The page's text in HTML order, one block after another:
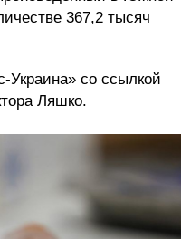
367,2 тысяч
Украина» со ссылкой
Ляшко.